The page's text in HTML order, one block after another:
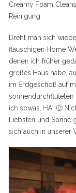
Creamy Foam
Reinigung.
Dreht man sich
flauschigen Home
denen ich früher
großes Haus habe,
im Erdgeschoß auf
sonnendurchfluteten
ich sowas. HA! 🙂
Liebsten und Sonne
sich auch in unserer